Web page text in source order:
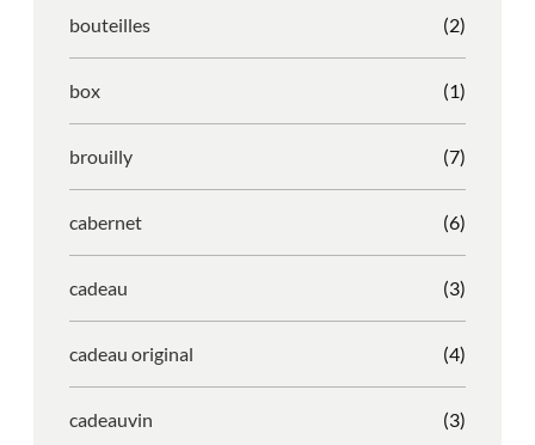
bouteilles (2)
box (1)
brouilly (7)
cabernet (6)
cadeau (3)
cadeau original (4)
cadeauvin (3)